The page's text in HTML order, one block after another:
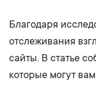
Благодаря
отслеживания
сайты. В статье
которые могут